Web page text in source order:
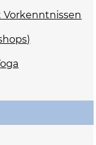
Vorkenntnissen